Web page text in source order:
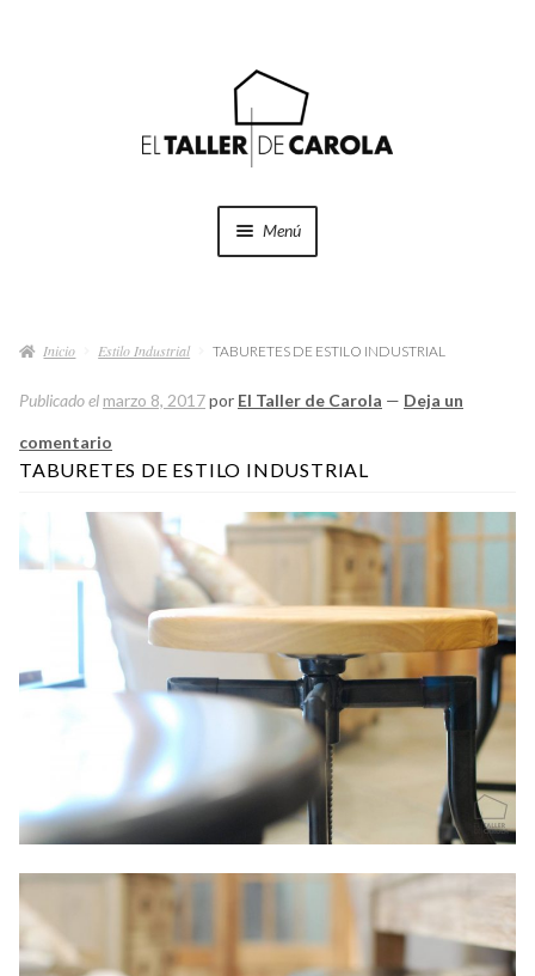
Menú
PROYECTOS
CONTACTO
Inicio Estilo Industrial TABURETES DE ESTILO INDUSTRIAL
Publicado el marzo 8, 2017por El Taller de Carola — Deja un
comentario
TABURETES DE ESTILO INDUSTRIAL